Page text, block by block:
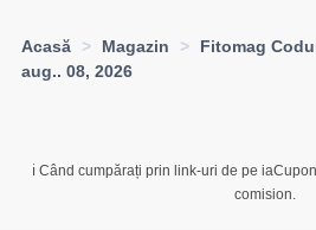
Acasă > Magazin >
Fitomag
aug.. 08, 2026
ℹ️ Când cumpărați prin link-uri de pe
comision.